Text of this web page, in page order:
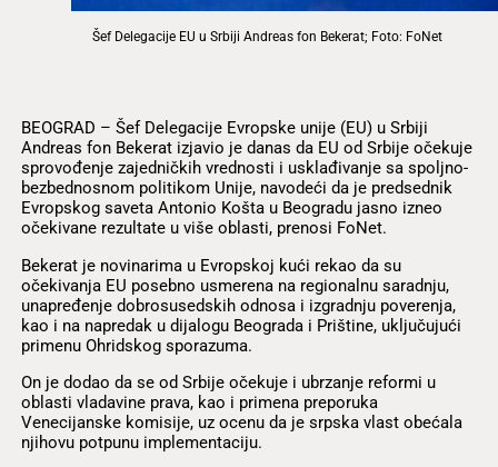
Šef Delegacije EU u Srbiji Andreas fon Bekerat; Foto: FoNet
BEOGRAD – Šef Delegacije Evropske unije (EU) u Srbiji
Andreas fon Bekerat izjavio je danas da EU od Srbije očekuje
sprovođenje zajedničkih vrednosti i usklađivanje sa spoljno-
bezbednosnom politikom Unije, navodeći da je predsednik
Evropskog saveta Antonio Košta u Beogradu jasno izneo
očekivane rezultate u više oblasti, prenosi FoNet.
Bekerat je novinarima u Evropskoj kući rekao da su
očekivanja EU posebno usmerena na regionalnu saradnju,
unapređenje dobrosusedskih odnosa i izgradnju poverenja,
kao i na napredak u dijalogu Beograda i Prištine, uključujući
primenu Ohridskog sporazuma.
On je dodao da se od Srbije očekuje i ubrzanje reformi u
oblasti vladavine prava, kao i primena preporuka
Venecijanske komisije, uz ocenu da je srpska vlast obećala
njihovu potpunu implementaciju.